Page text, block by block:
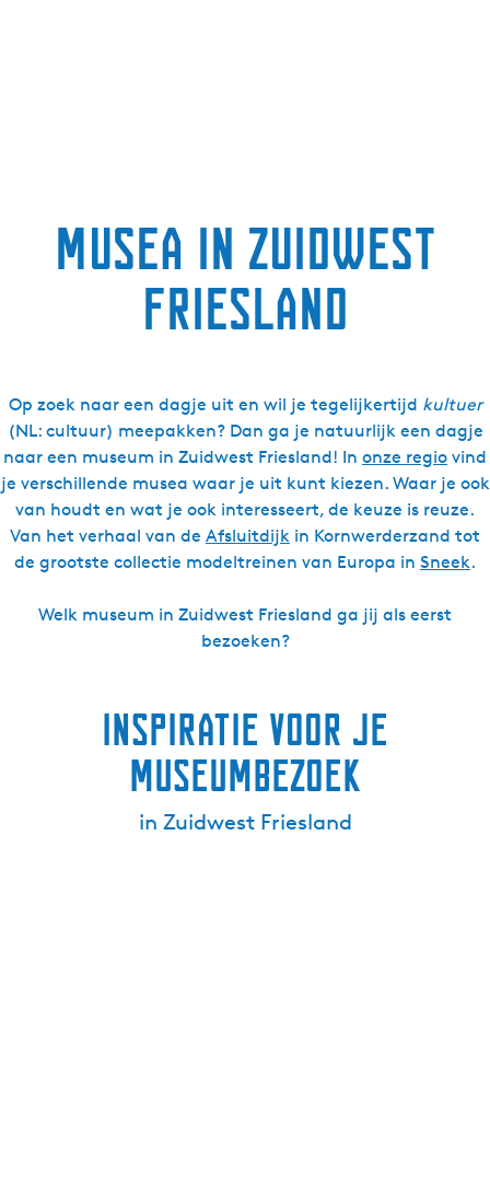
Musea in Zuidwest
Friesland
Op zoek naar een dagje uit en wil je tegelijkertijd kultuer
(NL: cultuur) meepakken? Dan ga je natuurlijk een dagje
naar een museum in Zuidwest Friesland! In onze regio vind
je verschillende musea waar je uit kunt kiezen. Waar je ook
van houdt en wat je ook interesseert, de keuze is reuze.
Van het verhaal van de Afsluitdijk in Kornwerderzand tot
de grootste collectie modeltreinen van Europa in Sneek.
Welk museum in Zuidwest Friesland ga jij als eerst
bezoeken?
Inspiratie voor je
museumbezoek
in Zuidwest Friesland